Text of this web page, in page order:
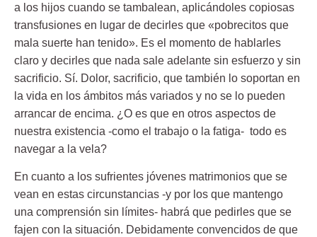
a los hijos cuando se tambalean, aplicándoles copiosas
transfusiones en lugar de decirles que «pobrecitos que
mala suerte han tenido». Es el momento de hablarles
claro y decirles que nada sale adelante sin esfuerzo y sin
sacrificio. Sí. Dolor, sacrificio, que también lo soportan en
la vida en los ámbitos más variados y no se lo pueden
arrancar de encima. ¿O es que en otros aspectos de
nuestra existencia -como el trabajo o la fatiga- todo es
navegar a la vela?
En cuanto a los sufrientes jóvenes matrimonios que se
vean en estas circunstancias -y por los que mantengo
una comprensión sin límites- habrá que pedirles que se
fajen con la situación. Debidamente convencidos de que